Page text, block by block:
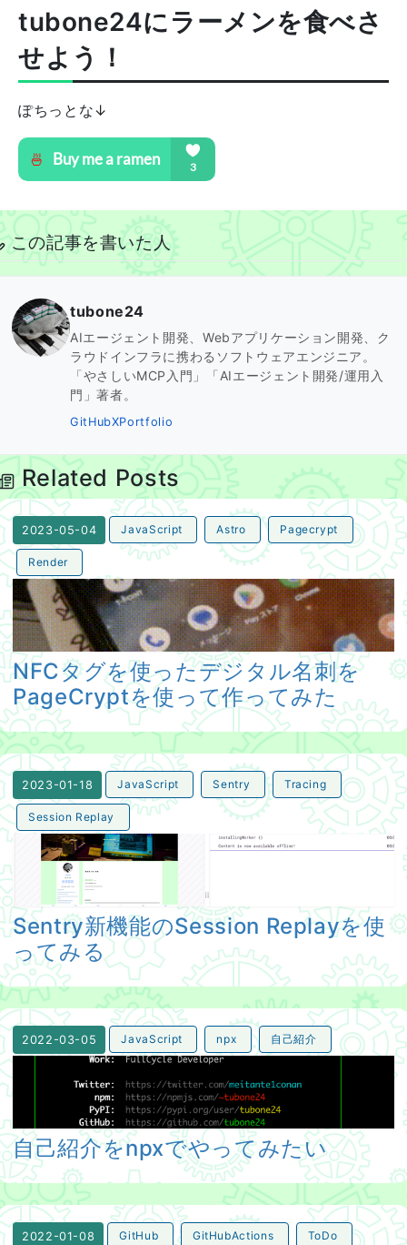
tubone24にラーメンを食べさ
せよう！
ぽちっとな↓
この記事を書いた人
tubone24
AIエージェント開発、Webアプリケーション開発、ク
ラウドインフラに携わるソフトウェアエンジニア。
「やさしいMCP入門」「AIエージェント開発/運用入
門」著者。
GitHubXPortfolio
Related Posts
2023-05-04 JavaScript Astro Pagecrypt
Render
NFCタグを使ったデジタル名刺をPageCryptを使って作
NFCタグを使ったデジタル名刺を
PageCryptを使って作ってみた
2023-01-18 JavaScript Sentry Tracing
Session Replay
Sentry新機能のSession Replayを使ってみる
Sentry新機能のSession Replayを使
ってみる
2022-03-05 JavaScript npx 自己紹介
自己紹介をnpxでやってみたい
自己紹介をnpxでやってみたい
2022-01-08 GitHub GitHubActions ToDo